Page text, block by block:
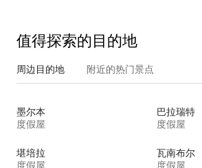
值得探索的目的地
周边目的地 附近的热门景点
墨尔本
度假屋
巴拉瑞特
度假屋
堪培拉
度假屋
瓦南布尔
度假屋